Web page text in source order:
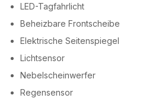
LED-Tagfahrlicht
Beheizbare Frontscheibe
Elektrische Seitenspiegel
Lichtsensor
Nebelscheinwerfer
Regensensor